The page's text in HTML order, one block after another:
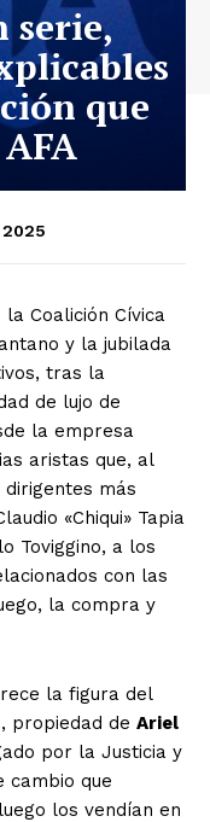
serie,
que
Coalición Cívica
y la jubilada
tras la
de lujo de
la empresa
aristas que, al
dirigentes más
«Chiqui» Tapia
Toviggino, a los
con las
la compra y
la figura del
propiedad de Ariel
por la Justicia y
cambio que
los vendían en